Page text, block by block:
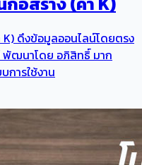
K) ดึงข้อมูลออนไลน์โดยตรง
พัฒนาโดย อภิสิทธิ์ มาก
การใช้งาน